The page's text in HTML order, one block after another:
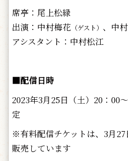
席亭：尾上松緑
出演：中村梅花 （ゲスト） 、中
アシスタント：中村松江
■配信日時
2023年3月25日（土）20：
定
※有料配信チケットは、3月27
販売しています